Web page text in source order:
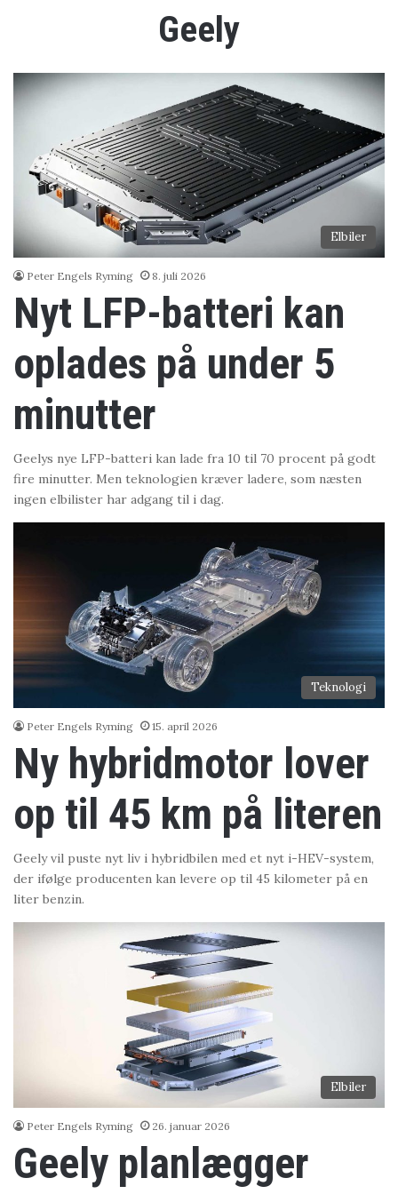
Geely
Elbiler
Peter Engels Ryming 8. juli 2026
Nyt LFP-batteri kan
oplades på under 5
minutter
Geelys nye LFP-batteri kan lade fra 10 til 70 procent på godt
fire minutter. Men teknologien kræver ladere, som næsten
ingen elbilister har adgang til i dag.
Teknologi
Peter Engels Ryming 15. april 2026
Ny hybridmotor lover
op til 45 km på literen
Geely vil puste nyt liv i hybridbilen med et nyt i-HEV-system,
der ifølge producenten kan levere op til 45 kilometer på en
liter benzin.
Elbiler
Peter Engels Ryming 26. januar 2026
Geely planlægger